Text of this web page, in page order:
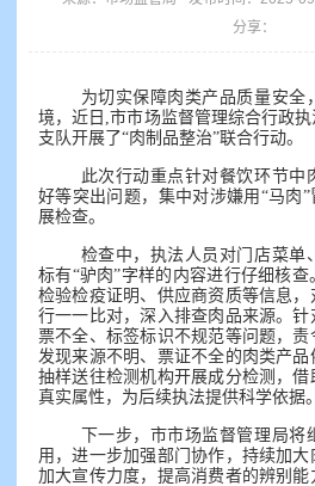
分享：
为切实保障肉类产品质量安全
境，近日,市市场监督管理综合行政
支队开展了“肉制品整治”联合行动。
此次行动重点针对餐饮环节中
好等突出问题，集中对涉嫌用“马肉
展检查。
检查中，执法人员对门店菜单
标有“驴肉”字样的内容进行仔细核查
检验检疫证明、供应商资质等信息
行一一比对，深入排查肉品来源。
票不全、标签标识不规范等问题，
发现来源不明、票证不全的肉类产
抽样送往检测机构开展成分检测，
真实属性，为后续执法提供科学依据。
下一步，市市场监督管理局将
用，进一步加强部门协作，持续加
加大宣传力度，提高消费者的辨别